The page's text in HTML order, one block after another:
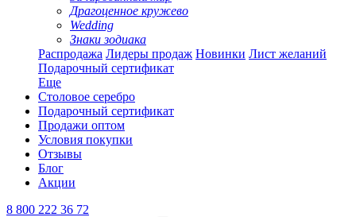
Драгоценное кружево
Wedding
Знаки зодиака
Распродажа Лидеры продаж Новинки Лист желаний
Подарочный сертификат
Еще
Столовое серебро
Подарочный сертификат
Продажи оптом
Условия покупки
Отзывы
Блог
Акции
8 800 222 36 72